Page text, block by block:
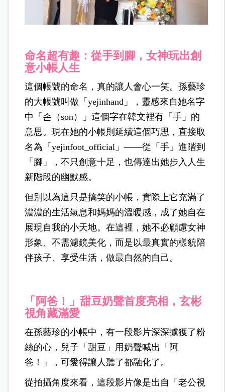
命名超有趣：從手到腳，女神玩出創
意小帳人生
這個帳號的命名，真的讓人會心一笑。孫藝珍
的大帳號叫做「yejinhand」，靈感來自她名字
中「손（son）」這個字在韓文裡有「手」的
意思。現在她的小帳則延續這個巧思，直接取
名為「yejinfoot_official」——從「手」進階到
「腳」，不只創意十足，也傳達出她步入人生
新階段的幽默感。
但別以為這只是搞笑的小帳，實際上它充滿了
濃濃的生活氣息和媽媽的溫暖感，成了她自在
展現自我的小天地。在這裡，她不必顧慮女神
形象、不需濾鏡美化，而是以最真實的樣貌陪
伴孩子、享受生活，做最自然的自己。
「阿爸！」甜豆奶聲首度亮相，玄彬
視角藏滿愛
在孫藝珍的小帳中，有一段影片深深擄獲了粉
絲的心，兒子「甜豆」用奶聲喊出「阿
爸！」，可愛得讓人聽了都融化了。
從拍攝角度來看，這段影片像是出自「老公視